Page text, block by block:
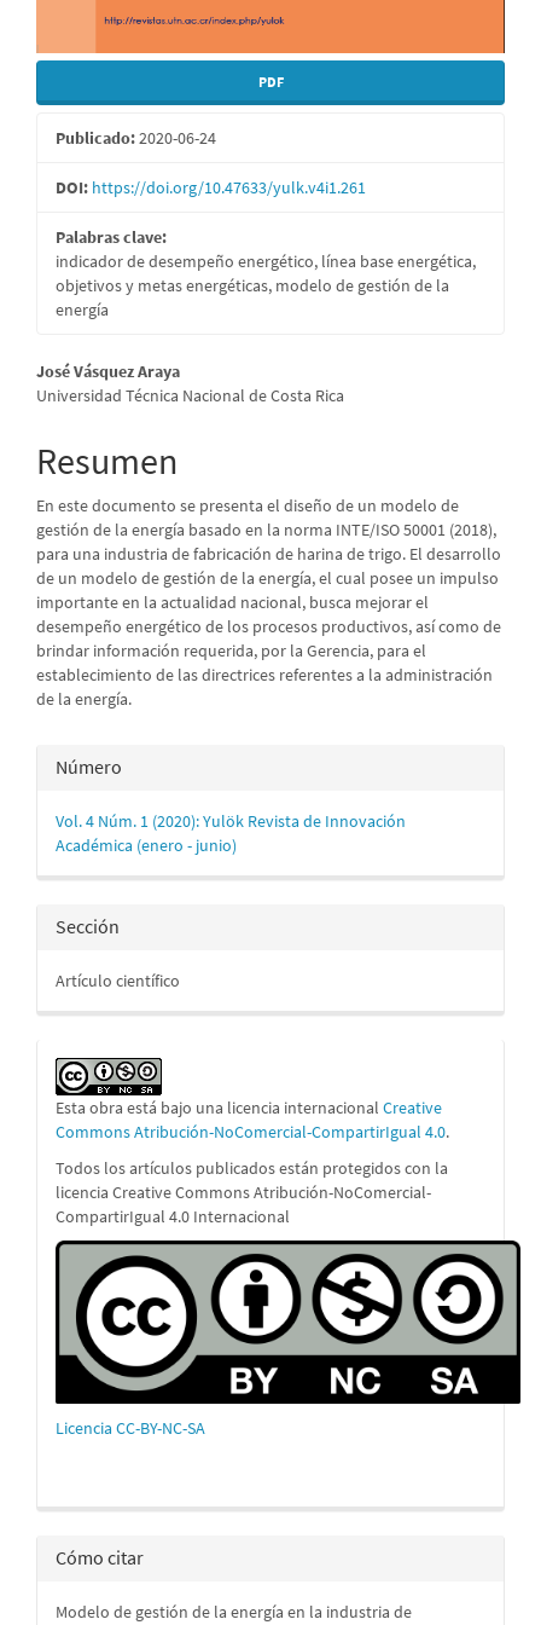
PDF
Publicado:2020-06-24
DOI: https://doi.org/10.47633/yulk.v4i1.261
Palabras clave:
indicador de desempeño energético, línea base energética,
objetivos y metas energéticas, modelo de gestión de la
energía
Contenido
principal
del
artículo
José Vásquez Araya
Universidad Técnica Nacional de Costa Rica
Resumen
En este documento se presenta el diseño de un modelo de
gestión de la energía basado en la norma INTE/ISO 50001 (2018),
para una industria de fabricación de harina de trigo. El desarrollo
de un modelo de gestión de la energía, el cual posee un impulso
importante en la actualidad nacional, busca mejorar el
desempeño energético de los procesos productivos, así como de
brindar información requerida, por la Gerencia, para el
establecimiento de las directrices referentes a la administración
de la energía.
Detalles
del
artículo
Número
Vol. 4 Núm. 1 (2020): Yulök Revista de Innovación
Académica (enero - junio)
Sección
Artículo científico
Esta obra está bajo una licencia internacional Creative
Commons Atribución-NoComercial-CompartirIgual 4.0.
Todos los artículos publicados están protegidos con la
licencia Creative Commons Atribución-NoComercial-
CompartirIgual 4.0 Internacional
Licencia CC-BY-NC-SA
Cómo citar
Modelo de gestión de la energía en la industria de